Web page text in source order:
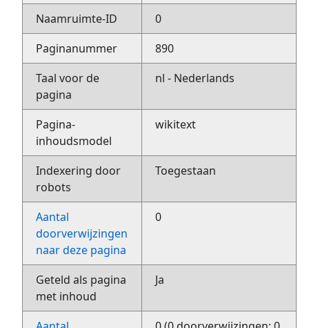
Naamruimte-ID
0
Paginanummer
890
Taal voor de
pagina
nl - Nederlands
Pagina-
inhoudsmodel
wikitext
Indexering door
robots
Toegestaan
Aantal
doorverwijzingen
naar deze pagina
0
Geteld als pagina
met inhoud
Ja